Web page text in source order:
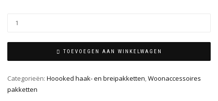
TOEVOEGEN AAN WINKELWAGEN
Categorieën: Hoooked haak- en breipakketten,Woonaccessoires
pakketten